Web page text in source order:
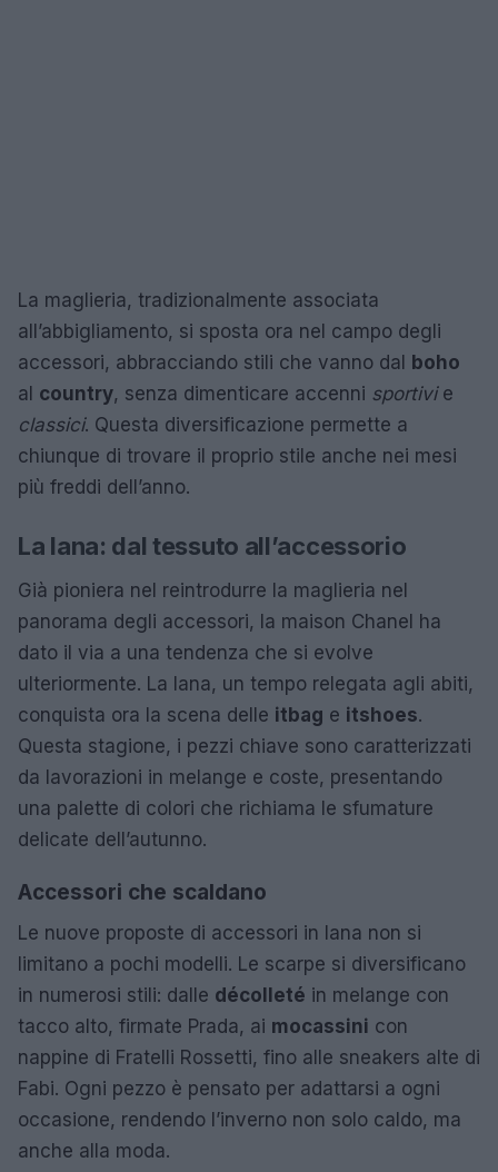
La maglieria, tradizionalmente associata
all’abbigliamento, si sposta ora nel campo degli
accessori, abbracciando stili che vanno dal boho
al country, senza dimenticare accenni sportivie
classici. Questa diversificazione permette a
chiunque di trovare il proprio stile anche nei mesi
più freddi dell’anno.
La lana: dal tessuto all’accessorio
Già pioniera nel reintrodurre la maglieria nel
panorama degli accessori, la maison Chanel ha
dato il via a una tendenza che si evolve
ulteriormente. La lana, un tempo relegata agli abiti,
conquista ora la scena delle itbag e itshoes.
Questa stagione, i pezzi chiave sono caratterizzati
da lavorazioni in melange e coste, presentando
una palette di colori che richiama le sfumature
delicate dell’autunno.
Accessori che scaldano
Le nuove proposte di accessori in lana non si
limitano a pochi modelli. Le scarpe si diversificano
in numerosi stili: dalle décolleté in melange con
tacco alto, firmate Prada, ai mocassini con
nappine di Fratelli Rossetti, fino alle sneakers alte di
Fabi. Ogni pezzo è pensato per adattarsi a ogni
occasione, rendendo l’inverno non solo caldo, ma
anche alla moda.